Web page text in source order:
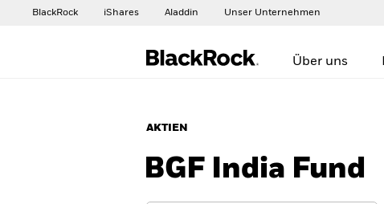
BlackRock iShares Aladdin Unser Unternehmen
Über uns
AKTIEN
BGF India Fund